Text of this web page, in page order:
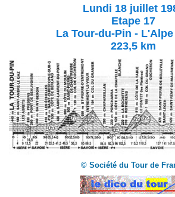
Lundi 18 juillet
Etape 17
La Tour-du-Pin -
223,5 km
© Société du Tour de